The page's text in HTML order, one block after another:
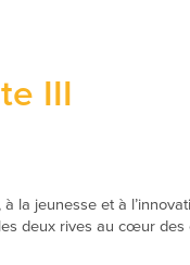
III
la jeunesse et à
deux rives au cœur